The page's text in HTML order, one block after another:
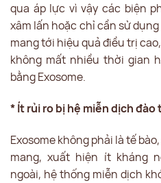
qua áp lực vì vậy các biện
xâm lấn hoặc chỉ cần sử
mang tới hiệu quả điều trị
không mất nhiều thời gian
bằng Exosome.
* Ít rủi ro bị hệ miễn dịch đào
Exosome không phải là tế
mang, xuất hiện ít kháng
ngoài, hệ thống miễn dịch